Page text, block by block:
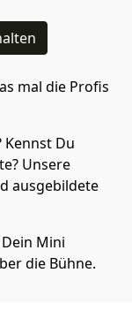
mal die Profis
Du
Unsere
ausgebildete
Mini
die Bühne.